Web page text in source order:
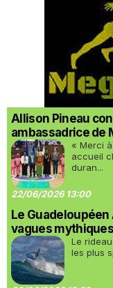
Allison Pineau
ambassadrice de
« Merci
accueil
duran...
22/06/2026 13:00
Le
vagues
Le
les plus